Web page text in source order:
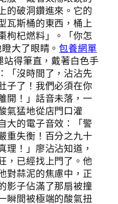
的破洞鑽進來。它的
瓦斯桶的東西，桶上
枸杞燃料」。「你怎
大了眼睛。包養網單
得筆直，戴著白色手
「沒時間了，沾沾先
子了！我們必須在你
開！」話音未落，一
氣猛地從店門口灌
大的電子音效：「警
重失衡！百分之九十
理！」廖沾沾知道，
，已經找上門了。他
對蒜泥的焦慮中，正
影子佔滿了那扇被撞
瞬間被極端的酸氣扭